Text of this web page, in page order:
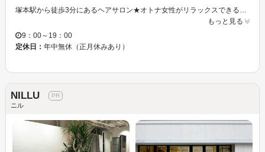
塚本駅から徒歩3分にあるヘアサロン★オトナ女性がリラックスできるインテリア＆白を基調とした清潔感溢れる空間でゆったりとサロンタイムが過ごせます♪ “どんなヘアスタイルにするか迷ったとき！”“憧れの髪型に挑戦したいとき！”《Battery hair＆make 塚本店》ならあなたに合ったトレンドスタイルを提案してくれる♪たくさんの『大人可愛い』を創ってきたプロが集結したヘアサロンなので、安心してお任せできる♪こまめに通える“プチプラ”もオシャレ女子に嬉しいポイント★！！ 一人一人の悩みに合わせて組み合わせるオーダーメイドケアがおすすめ☆髪の状態が良くなることで、自分でも扱いやすい理想の髪質へと導いてくれます！ 『カット技術×ヘアケア×プチプラ』で、理想のスタイル・髪質が実現☆コンプレックスを魅力に変えて、なりたかった自分に出会うなら《Battery hair＆make 塚本店》で決まり♪
もっと見る
9：00～19：00
定休日： 年中無休（正月休みあり）
NILLU
ニル